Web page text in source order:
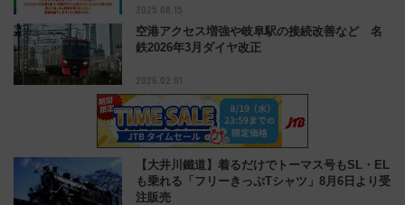
2025.08.15
空港アクセス増強や岐阜駅の接続改善など 名
鉄2026年3月ダイヤ改正
2026.02.01
【大井川鐵道】着るだけでトーマス号もSL・EL
も乗れる「フリーきっぷTシャツ」8月6日より受
注販売